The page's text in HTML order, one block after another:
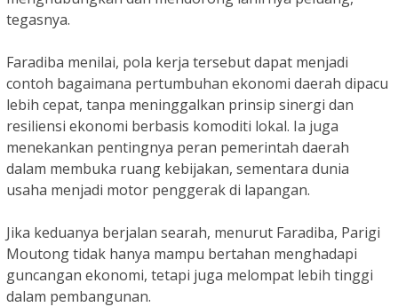
tegasnya.
Faradiba menilai, pola kerja tersebut dapat menjadi
contoh bagaimana pertumbuhan ekonomi daerah dipacu
lebih cepat, tanpa meninggalkan prinsip sinergi dan
resiliensi ekonomi berbasis komoditi lokal. Ia juga
menekankan pentingnya peran pemerintah daerah
dalam membuka ruang kebijakan, sementara dunia
usaha menjadi motor penggerak di lapangan.
Jika keduanya berjalan searah, menurut Faradiba, Parigi
Moutong tidak hanya mampu bertahan menghadapi
guncangan ekonomi, tetapi juga melompat lebih tinggi
dalam pembangunan.